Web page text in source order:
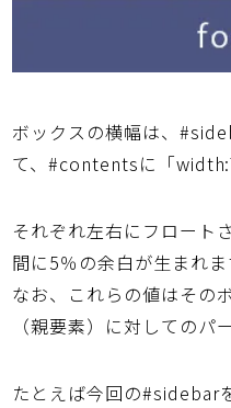
ボックスの横幅は、
て、#contentsに「
それぞれ左右にフロート
間に5％の余白が生まれま
なお、これらの値はその
（親要素）に対してのパ
たとえば今回の#sidebar